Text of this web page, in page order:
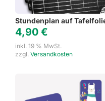
Stundenplan auf
4,90 €
inkl. 19 % MwSt.
zzgl. Versandkosten